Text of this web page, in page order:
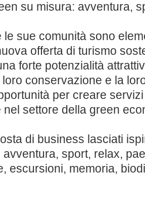
su misura: avventura,
le sue comunità sono
offerta di turismo
forte potenzialità
conservazione e la
per creare
settore della green
di business lasciati
avventura, sport, relax,
escursioni, memoria,